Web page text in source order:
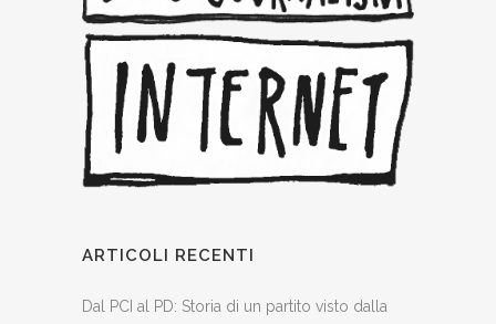
ARTICOLI RECENTI
Dal PCI al PD: Storia di un partito visto dalla